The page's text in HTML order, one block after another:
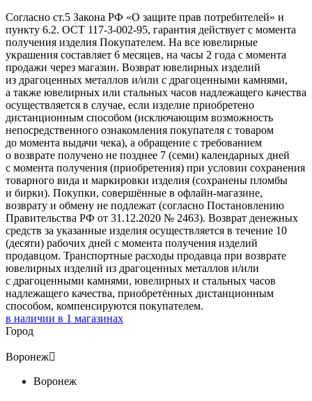
Согласно ст.5 Закона РФ «О защите прав потребителей» и
пункту 6.2. ОСТ 117-3-002-95, гарантия действует с момента
получения изделия Покупателем. На все ювелирные
украшения составляет 6 месяцев, на часы 2 года с момента
продажи через магазин. Возврат ювелирных изделий
из драгоценных металлов и/или с драгоценными камнями,
а также ювелирных или стальных часов надлежащего качества
осуществляется в случае, если изделие приобретено
дистанционным способом (исключающим возможность
непосредственного ознакомления покупателя с товаром
до момента выдачи чека), а обращение с требованием
о возврате получено не позднее 7 (семи) календарных дней
с момента получения (приобретения) при условии сохранения
товарного вида и маркировки изделия (сохранены пломбы
и бирки). Покупки, совершённые в офлайн-магазине,
возврату и обмену не подлежат (согласно Постановлению
Правительства РФ от 31.12.2020 № 2463). Возврат денежных
средств за указанные изделия осуществляется в течение 10
(десяти) рабочих дней с момента получения изделий
продавцом. Транспортные расходы продавца при возврате
ювелирных изделий из драгоценных металлов и/или
с драгоценными камнями, ювелирных и стальных часов
надлежащего качества, приобретённых дистанционным
способом, компенсируются покупателем.
в наличии в 1 магазинах
Город
Воронеж
Воронеж